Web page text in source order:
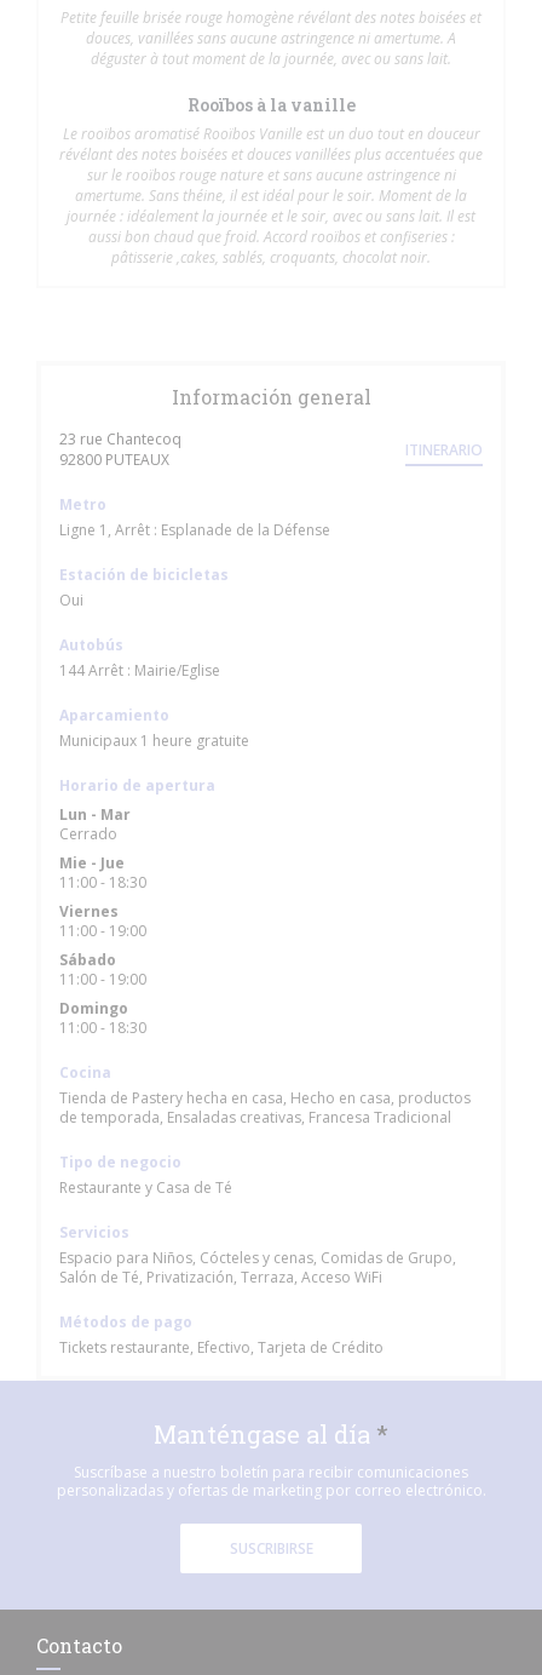
Petite feuille brisée rouge homogène révélant des notes boisées et
douces, vanillées sans aucune astringence ni amertume. A
déguster à tout moment de la journée, avec ou sans lait.
Rooïbos à la vanille
Le rooïbos aromatisé Rooïbos Vanille est un duo tout en douceur
révélant des notes boisées et douces vanillées plus accentuées que
sur le rooïbos rouge nature et sans aucune astringence ni
amertume. Sans théine, il est idéal pour le soir. Moment de la
journée : idéalement la journée et le soir, avec ou sans lait. Il est
aussi bon chaud que froid. Accord rooïbos et confiseries :
pâtisserie ,cakes, sablés, croquants, chocolat noir.
Información general
23 rue Chantecoq
92800 PUTEAUX((abre en una nueva ventana)) ITINERARIO
Metro
Ligne 1, Arrêt : Esplanade de la Défense
Estación de bicicletas
Oui
Autobús
144 Arrêt : Mairie/Eglise
Aparcamiento
Municipaux 1 heure gratuite
Horario de apertura
Lun - Mar
Cerrado
Mie - Jue
11:00 - 18:30
Viernes
11:00 - 19:00
Sábado
11:00 - 19:00
Domingo
11:00 - 18:30
Cocina
Tienda de Pastery hecha en casa, Hecho en casa, productos
de temporada, Ensaladas creativas, Francesa Tradicional
Tipo de negocio
Restaurante y Casa de Té
Servicios
Espacio para Niños, Cócteles y cenas, Comidas de Grupo,
Salón de Té, Privatización, Terraza, Acceso WiFi
Métodos de pago
Tickets restaurante, Efectivo, Tarjeta de Crédito
Manténgase al día *
Suscríbase a nuestro boletín para recibir comunicaciones
personalizadas y ofertas de marketing por correo electrónico.
SUSCRIBIRSE
Contacto